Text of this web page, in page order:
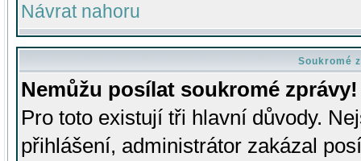
Návrat nahoru
Soukromé
Nemůžu posílat soukromé zprávy!
Pro toto existují tři hlavní důvody.
přihlášení, administrátor zakázal